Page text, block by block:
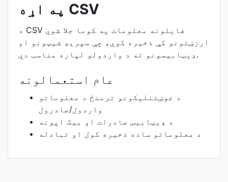
په اړه CSV
د CSV فایلونه معلومات په کوما جلا شوي
ارزښتونو کې ذخیره کوي، چې سپریډ شیټونو او
ډیټابیسونو ته د واردولو لپاره مناسب دي.
عام استعمالونه
د غوښتنلیکونو ترمنځ د معلوماتو
واردول/صادرول
د ډیټابیس صادرات او بیک اپونه
د معلوماتو ساده ذخیره کول او تبادله